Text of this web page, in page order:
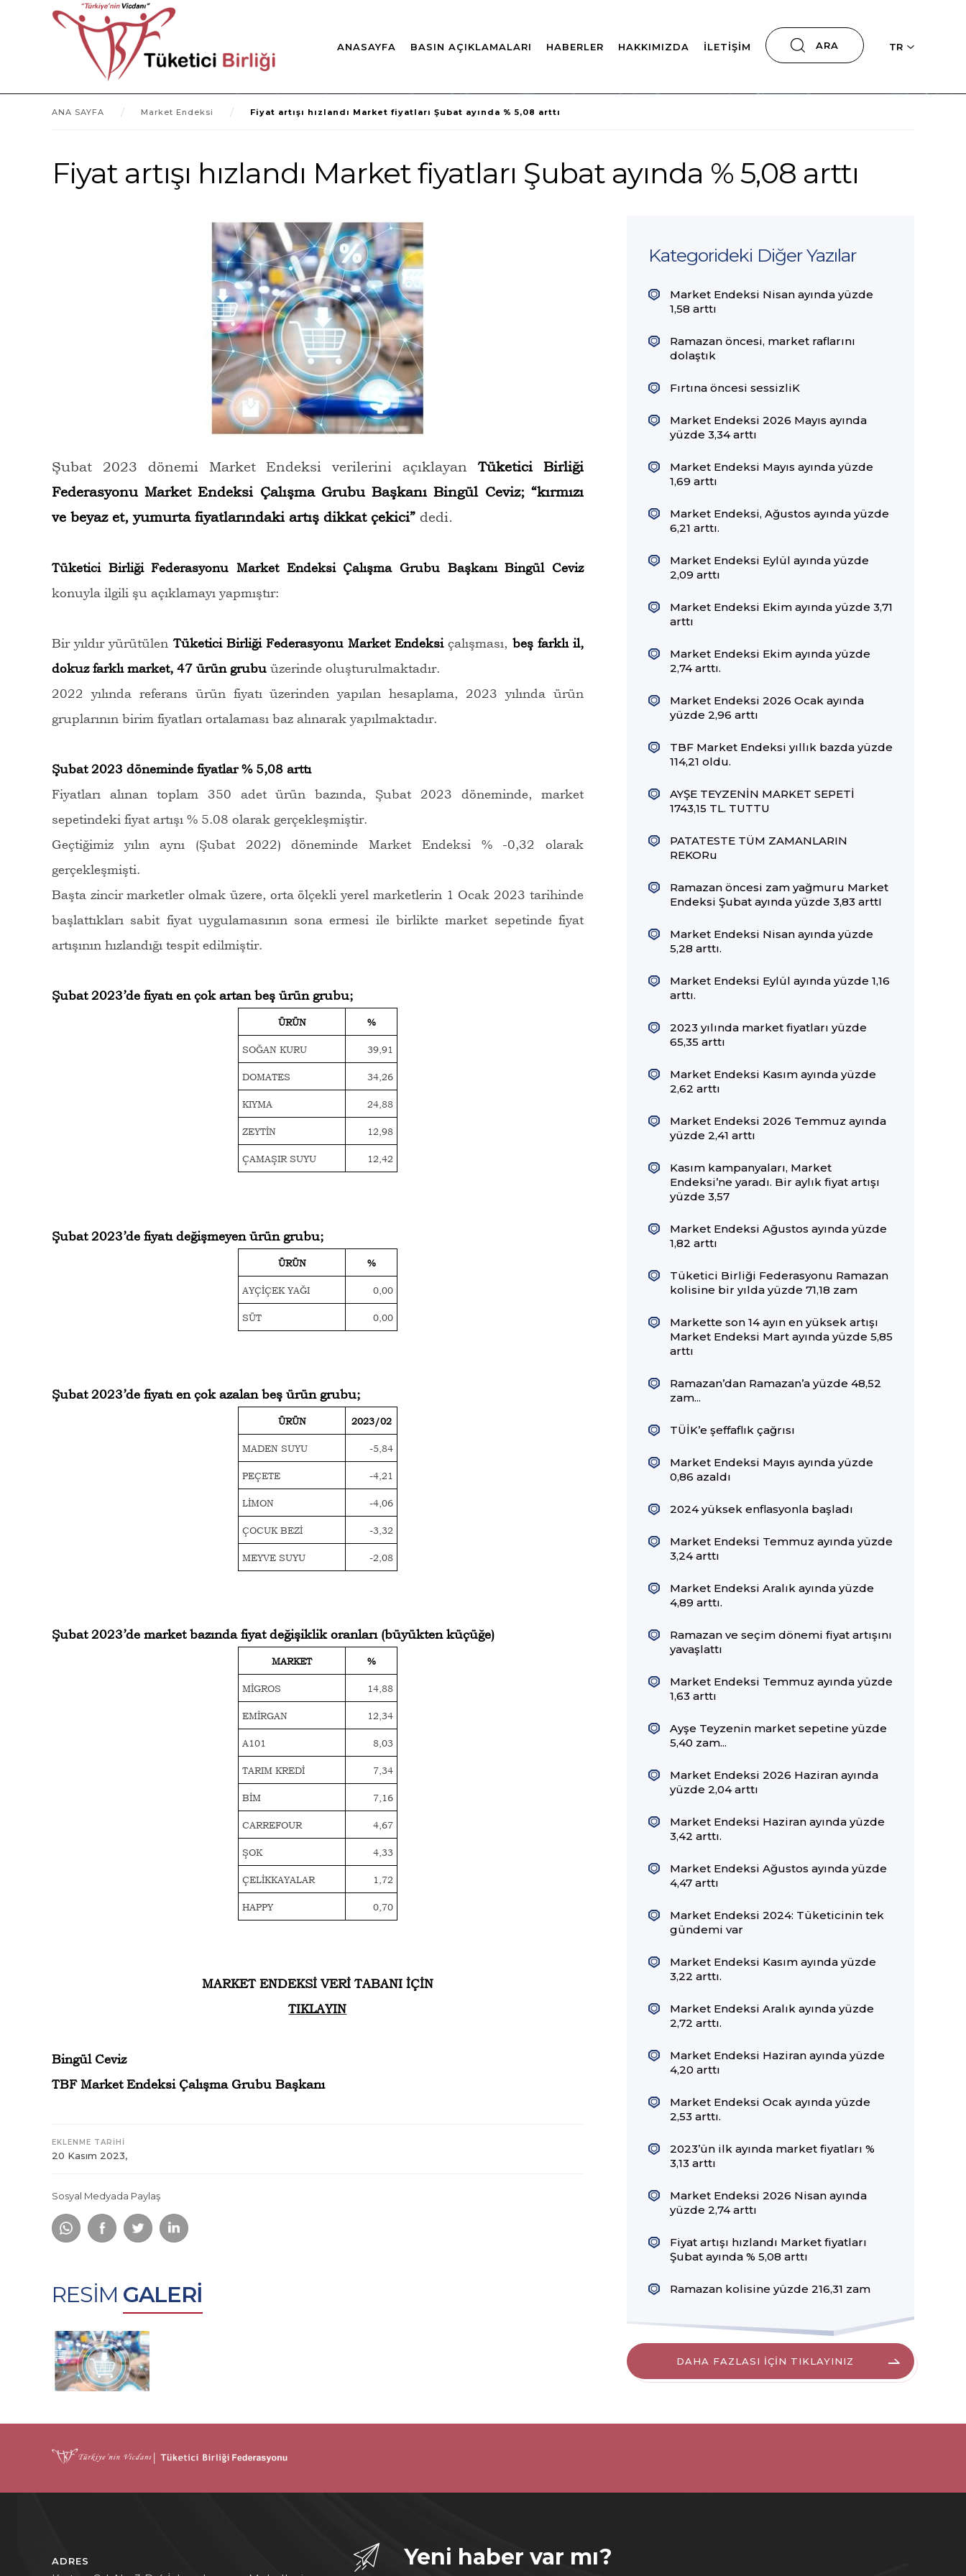
TR
ARA
ANASAYFA BASIN AÇIKLAMALARI HABERLER HAKKIMIZDA İLETIŞIM
ANA SAYFA Market Endeksi Fiyat artışı hızlandı Market fiyatları Şubat ayında % 5,08 arttı
Fiyat artışı hızlandı Market fiyatları Şubat ayında % 5,08 arttı
Şubat 2023 dönemi Market Endeksi verilerini açıklayanTüketici Birliği
Federasyonu Market Endeksi Çalışma Grubu Başkanı Bingül Ceviz; “kırmızı
ve beyaz et, yumurta fiyatlarındaki artış dikkat çekici” dedi.
Tüketici Birliği Federasyonu Market Endeksi Çalışma Grubu Başkanı Bingül Ceviz
konuyla ilgili şu açıklamayı yapmıştır:
Bir yıldır yürütülenTüketici Birliği Federasyonu Market Endeksiçalışması, beş farklı il,
dokuz farklı market, 47 ürün grubu üzerinde oluşturulmaktadır.
2022 yılında referans ürün fiyatı üzerinden yapılan hesaplama, 2023 yılında ürün
gruplarının birim fiyatları ortalaması baz alınarak yapılmaktadır.
Şubat 2023 döneminde fiyatlar % 5,08 arttı
Fiyatları alınan toplam 350 adet ürün bazında, Şubat 2023 döneminde, market
sepetindeki fiyat artışı % 5.08 olarak gerçekleşmiştir.
Geçtiğimiz yılın aynı (Şubat 2022) döneminde Market Endeksi % -0,32 olarak
gerçekleşmişti.
Başta zincir marketler olmak üzere, orta ölçekli yerel marketlerin 1 Ocak 2023 tarihinde
başlattıkları sabit fiyat uygulamasının sona ermesi ile birlikte market sepetinde fiyat
artışının hızlandığı tespit edilmiştir.
Şubat 2023’de fiyatı en çok artan beş ürün grubu;
ÜRÜN %
SOĞAN KURU 39,91
DOMATES 34,26
KIYMA 24,88
ZEYTİN 12,98
ÇAMAŞIR SUYU 12,42
Şubat 2023’de fiyatı değişmeyen ürün grubu;
ÜRÜN %
AYÇİÇEK YAĞI 0,00
SÜT 0,00
Şubat 2023’de fiyatı en çok azalan beş ürün grubu;
ÜRÜN 2023/02
MADEN SUYU -5,84
PEÇETE -4,21
LİMON -4,06
ÇOCUK BEZİ -3,32
MEYVE SUYU -2,08
Şubat 2023’de market bazında fiyat değişiklik oranları (büyükten küçüğe)
MARKET %
MİGROS 14,88
EMİRGAN 12,34
A101 8,03
TARIM KREDİ 7,34
BİM 7,16
CARREFOUR 4,67
ŞOK 4,33
ÇELİKKAYALAR 1,72
HAPPY 0,70
MARKET ENDEKSİ VERİ TABANI İÇİN
TIKLAYIN
Bingül Ceviz
TBF Market Endeksi Çalışma Grubu Başkanı
EKLENME TARİHİ
20 Kasım 2023,
Sosyal Medyada Paylaş
RESİM GALERİ
Kategorideki Diğer Yazılar
Market Endeksi Nisan ayında yüzde
1,58 arttı
Ramazan öncesi, market raflarını
dolaştık
Fırtına öncesi sessizliK
Market Endeksi 2026 Mayıs ayında
yüzde 3,34 arttı
Market Endeksi Mayıs ayında yüzde
1,69 arttı
Market Endeksi, Ağustos ayında yüzde
6,21 arttı.
Market Endeksi Eylül ayında yüzde
2,09 arttı
Market Endeksi Ekim ayında yüzde 3,71
arttı
Market Endeksi Ekim ayında yüzde
2,74 arttı.
Market Endeksi 2026 Ocak ayında
yüzde 2,96 arttı
TBF Market Endeksi yıllık bazda yüzde
114,21 oldu.
AYŞE TEYZENİN MARKET SEPETİ
1743,15 TL. TUTTU
PATATESTE TÜM ZAMANLARIN
REKORu
Ramazan öncesi zam yağmuru Market
Endeksi Şubat ayında yüzde 3,83 arttI
Market Endeksi Nisan ayında yüzde
5,28 arttı.
Market Endeksi Eylül ayında yüzde 1,16
arttı.
2023 yılında market fiyatları yüzde
65,35 arttı
Market Endeksi Kasım ayında yüzde
2,62 arttı
Market Endeksi 2026 Temmuz ayında
yüzde 2,41 arttı
Kasım kampanyaları, Market
Endeksi’ne yaradı. Bir aylık fiyat artışı
yüzde 3,57
Market Endeksi Ağustos ayında yüzde
1,82 arttı
Tüketici Birliği Federasyonu Ramazan
kolisine bir yılda yüzde 71,18 zam
Markette son 14 ayın en yüksek artışı
Market Endeksi Mart ayında yüzde 5,85
arttı
Ramazan’dan Ramazan’a yüzde 48,52
zam...
TÜİK’e şeffaflık çağrısı
Market Endeksi Mayıs ayında yüzde
0,86 azaldı
2024 yüksek enflasyonla başladı
Market Endeksi Temmuz ayında yüzde
3,24 arttı
Market Endeksi Aralık ayında yüzde
4,89 arttı.
Ramazan ve seçim dönemi fiyat artışını
yavaşlattı
Market Endeksi Temmuz ayında yüzde
1,63 arttı
Ayşe Teyzenin market sepetine yüzde
5,40 zam...
Market Endeksi 2026 Haziran ayında
yüzde 2,04 arttı
Market Endeksi Haziran ayında yüzde
3,42 arttı.
Market Endeksi Ağustos ayında yüzde
4,47 arttı
Market Endeksi 2024: Tüketicinin tek
gündemi var
Market Endeksi Kasım ayında yüzde
3,22 arttı.
Market Endeksi Aralık ayında yüzde
2,72 arttı.
Market Endeksi Haziran ayında yüzde
4,20 arttı
Market Endeksi Ocak ayında yüzde
2,53 arttı.
2023’ün ilk ayında market fiyatları %
3,13 arttı
Market Endeksi 2026 Nisan ayında
yüzde 2,74 arttı
Fiyat artışı hızlandı Market fiyatları
Şubat ayında % 5,08 arttı
Ramazan kolisine yüzde 216,31 zam
DAHA FAZLASI İÇİN TIKLAYINIZ
Yeni haber var mı?
ADRES